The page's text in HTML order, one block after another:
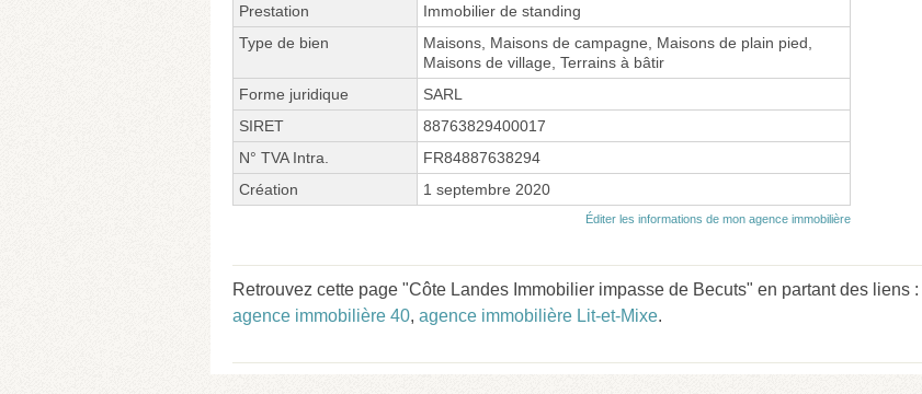
Prestation
Immobilier de standing
Type de bien
Maisons, Maisons de campagne, Maisons de plain pied,
Maisons de village, Terrains à bâtir
Forme juridique
SARL
SIRET
88763829400017
N° TVA Intra.
FR84887638294
Création
1 septembre 2020
Éditer les informations de mon agence immobilière
Retrouvez cette page "Côte Landes Immobilier impasse de Becuts" en partant des liens :
agence immobilière 40, agence immobilière Lit-et-Mixe.